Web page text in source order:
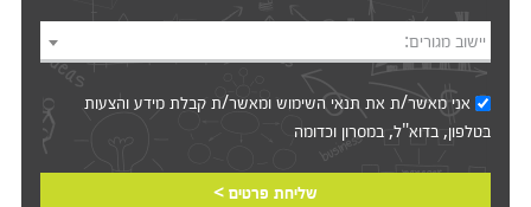
יישוב מגורים:
אני מאשר/ת אתתנאי השימושומאשר/ת קבלת מידע והצעות
בטלפון, בדוא"ל, במסרון וכדומה‎‎
שליחת פרטים >